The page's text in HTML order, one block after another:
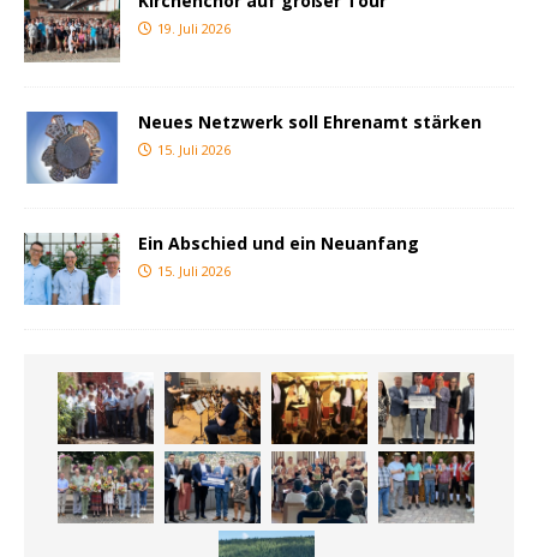
19. Juli 2026
Neues Netzwerk soll Ehrenamt stärken
15. Juli 2026
Ein Abschied und ein Neuanfang
15. Juli 2026